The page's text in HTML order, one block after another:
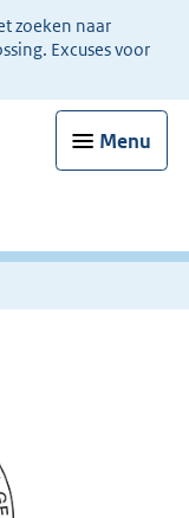
zoeken naar
Excuses voor
Menu